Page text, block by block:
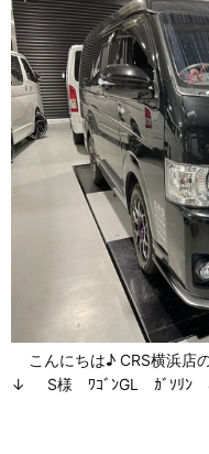
こんにちは♪ CRS横浜店
↓ S様 ﾜｺﾞﾝGL ｶﾞｿﾘ